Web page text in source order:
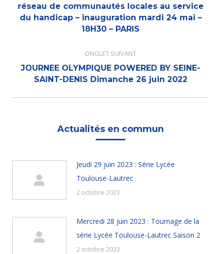
Onglet
précédent
réseau de communautés locales au service
du handicap – inauguration mardi 24 mai –
18H30 – PARIS
ONGLET SUIVANT
Onglet
JOURNEE OLYMPIQUE POWERED BY SEINE-
SAINT-DENIS Dimanche 26 juin 2022
Actualités en commun
Jeudi 29 juin 2023 : Série Lycée
Toulouse-Lautrec
2 octobre 2023
Mercredi 28 juin 2023 : Tournage de la
série Lycée Toulouse-Lautrec Saison 2
2 octobre 2023